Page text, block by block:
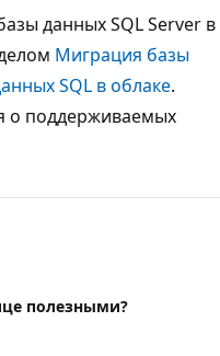
данных SQL Server в
Миграция базы
SQL в облаке.
о поддерживаемых
полезными?